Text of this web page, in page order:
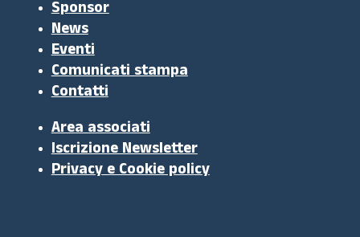
Sponsor
News
Eventi
Comunicati stampa
Contatti
Area associati
Iscrizione Newsletter
Privacy e Cookie policy